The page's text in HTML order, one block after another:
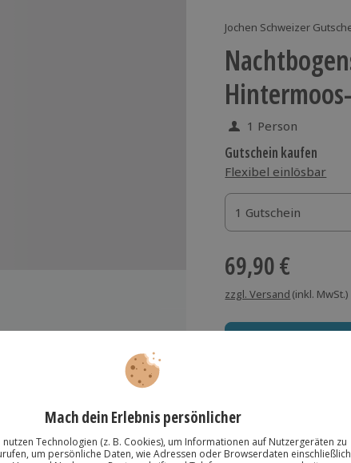
Jochen Schweizer
1 Person
Gutschein kaufen
Flexibel einlösbar
1 Gutschein
1 Gutschein
1 Gutschein
69,90 €
zzgl. Versand (inkl. MwSt.)
Immer das richtige
Große Auswahl, volle
Große Auswahl
Instruktor